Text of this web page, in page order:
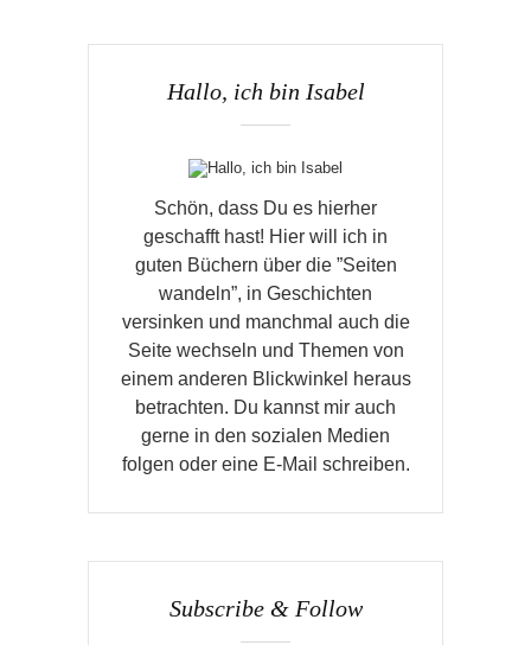
Hallo, ich bin Isabel
Schön, dass Du es hierher
geschafft hast! Hier will ich in
guten Büchern über die ”Seiten
wandeln”, in Geschichten
versinken und manchmal auch die
Seite wechseln und Themen von
einem anderen Blickwinkel heraus
betrachten. Du kannst mir auch
gerne in den sozialen Medien
folgen oder eine E-Mail schreiben.
Subscribe & Follow